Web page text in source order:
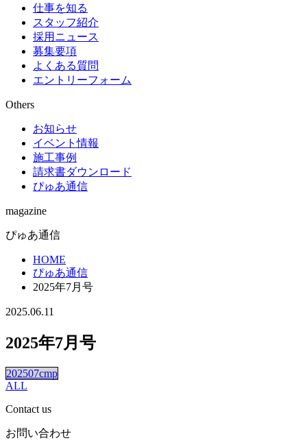
仕事を知る
スタッフ紹介
採用ニュース
募集要項
よくある質問
エントリーフォーム
Others
お知らせ
イベント情報
施工事例
請求書ダウンロード
ぴゅあ通信
magazine
ぴゅあ通信
HOME
ぴゅあ通信
2025年7月号
2025.06.11
2025年7月号
202507cmp
ALL
Contact us
お問い合わせ